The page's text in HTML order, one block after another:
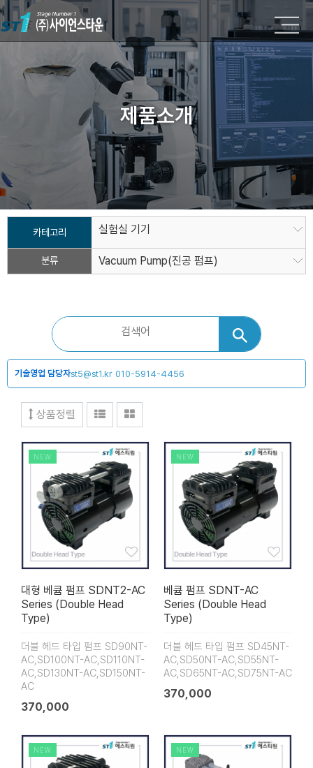
제품소개
카테고리 실험실 기기
분류 Vacuum Pump(진공 펌프)
기술영업 담당자st5@st1.kr 010-5914-4456
상품정렬
NEW
대형 베큠 펌프 SDNT2-AC
Series (Double Head
Type)
더블 헤드 타입 펌프 SD90NT-
AC,SD100NT-AC,SD110NT-
AC,SD130NT-AC,SD150NT-
AC
370,000
NEW
베큠 펌프 SDNT-AC
Series (Double Head
Type)
더블 헤드 타입 펌프 SD45NT-
AC,SD50NT-AC,SD55NT-
AC,SD65NT-AC,SD75NT-AC
370,000
NEW NEW